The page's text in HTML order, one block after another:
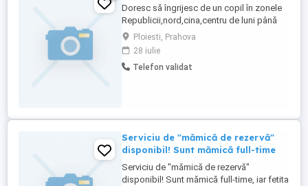
Doresc să îngrijesc de un copil în zonele
Republicii,nord,cina,centru de luni până
vineri 4-5 ore zilnic. Menționez că am avut
grijă de copii de toate vârstele,am 58 de
ani,sunt o fire calmă, răbdătoare cu simț
de răspundere.
Ploiesti, Prahova
28 iulie
Telefon validat
Serviciu de "mămică de rezervă"
disponibil! Sunt mămică full-time
Serviciu de "mămică de rezervă"
disponibil! Sunt mămică full-time, iar fetita